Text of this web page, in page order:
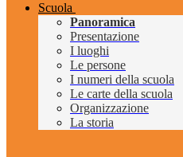
Scuola
Panoramica
Presentazione
I luoghi
Le persone
I numeri della scuola
Le carte della scuola
Organizzazione
La storia